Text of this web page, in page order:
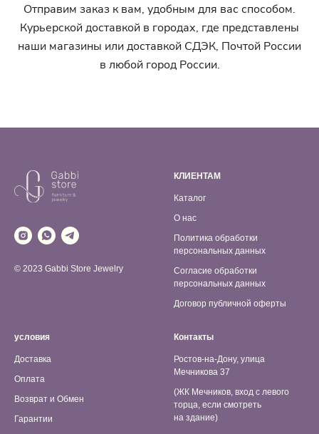
Отправим заказ к вам, удобным для вас способом.
Курьерской доставкой в городах, где представлены
наши магазины или доставкой СДЭК, Почтой России
в любой город России.
© 2023 Gabbi Store Jewelry
КЛИЕНТАМ
Каталог
О нас
Политика обработки
персональных данных
Согласие обработки
персональных данных
Договор публичной оферты
условия
Доставка
Оплата
Возврат и Обмен
Гарантии
Контакты
Ростов-на-Дону, улица
Мечникова 37
(ЖК Мечников, вход с левого
торца, если смотреть
на здание)